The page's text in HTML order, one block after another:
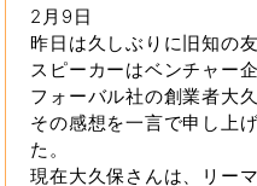
2月9日
昨日は久しぶりに旧知の
スピーカーはベンチャー
フォーバル社の創業者大
その感想を一言で申し上
た。
現在大久保さんは、リー